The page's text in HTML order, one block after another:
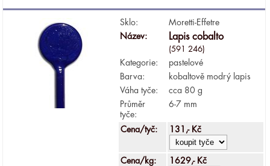
Sklo:
Moretti-Effetre
Název:
Lapis cobalto
(591 246)
Kategorie:
pastelové
Barva:
kobaltově modrý lapis
Váha tyče:
cca 80 g
Průměr
tyče:
6-7 mm
Cena/tyč: 131,- Kč
Cena/kg: 1629,- Kč